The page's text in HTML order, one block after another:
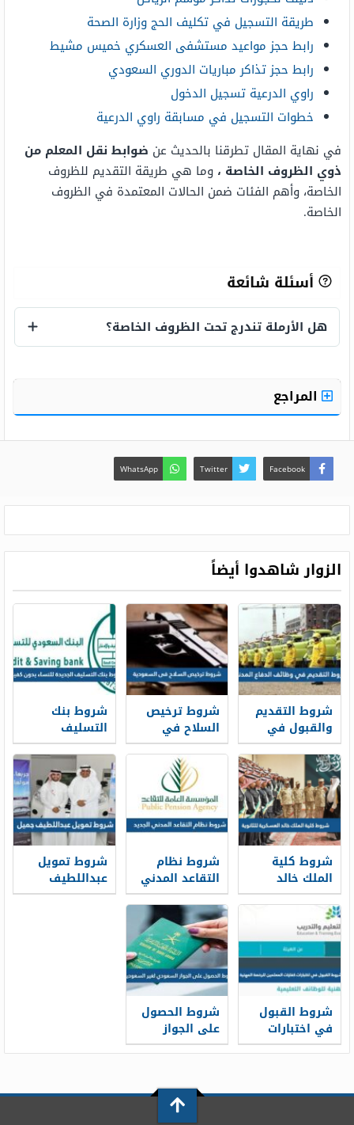
طريقة التسجيل في تكليف الحج وزارة الصحة
رابط حجز مواعيد مستشفى العسكري خميس مشيط
رابط حجز تذاكر مباريات الدوري السعودي
راوي الدرعية تسجيل الدخول
خطوات التسجيل في مسابقة راوي الدرعية
في نهاية المقال تطرقنا بالحديث عن ضوابط نقل المعلم من
ذوي الظروف الخاصة ، وما هي طريقة التقديم للظروف
الخاصة، وأهم الفئات ضمن الحالات المعتمدة في الظروف
الخاصة.
أسئلة شائعة
هل الأرملة تندرج تحت الظروف الخاصة؟
المراجع
Facebook
Twitter
WhatsApp
الزوار شاهدوا أيضاً
شروط التقديم
والقبول في
وظائف الدفاع
المدني 1448
شروط ترخيص
السلاح في
السعودية 1448
شروط بنك
التسليف
الجديدة 1448
للنساء بدون
كفيل
شروط كلية
الملك خالد
العسكرية
للثانوية 1448
شروط نظام
التقاعد المدني
الجديد 1448
شروط تمويل
عبداللطيف
جميل 1448
شروط القبول
في اختبارات
كفايات
1448
شروط الحصول
على الجواز
السعودي لغير